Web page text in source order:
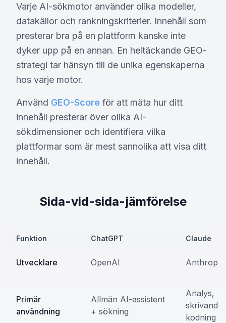
Varje AI-sökmotor använder olika modeller,
datakällor och rankningskriterier. Innehåll som
presterar bra på en plattform kanske inte
dyker upp på en annan. En heltäckande GEO-
strategi tar hänsyn till de unika egenskaperna
hos varje motor.
Använd GEO-Score för att mäta hur ditt
innehåll presterar över olika AI-
sökdimensioner och identifiera vilka
plattformar som är mest sannolika att visa ditt
innehåll.
Sida-vid-sida-jämförelse
Funktion ChatGPT Claude
Utvecklare OpenAI Anthropic
Primär
användning
Allmän AI-assistent
+ sökning
Analys,
skrivande,
kodning